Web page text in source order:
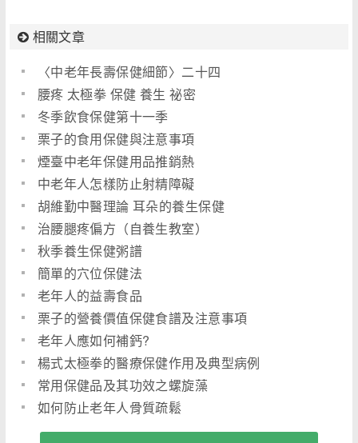
相關文章
〈中老年長壽保健細節〉二十四
腰疼 太極拳 保健 養生 祕密
冬季飲食保健第十一季
栗子的食用保健與注意事項
煙臺中老年保健用品推銷熱
中老年人怎樣防止射精障礙
胡維勤中醫理論 耳朵的養生保健
治腰腿疼偏方（自養生教室）
秋季養生保健粥譜
簡單的穴位保健法
老年人的益壽食品
栗子的營養價值保健食譜及注意事項
老年人應如何補鈣?
楊式太極拳的醫療保健作用及典型病例
常用保健品及其功效之螺旋藻
如何防止老年人骨質疏鬆